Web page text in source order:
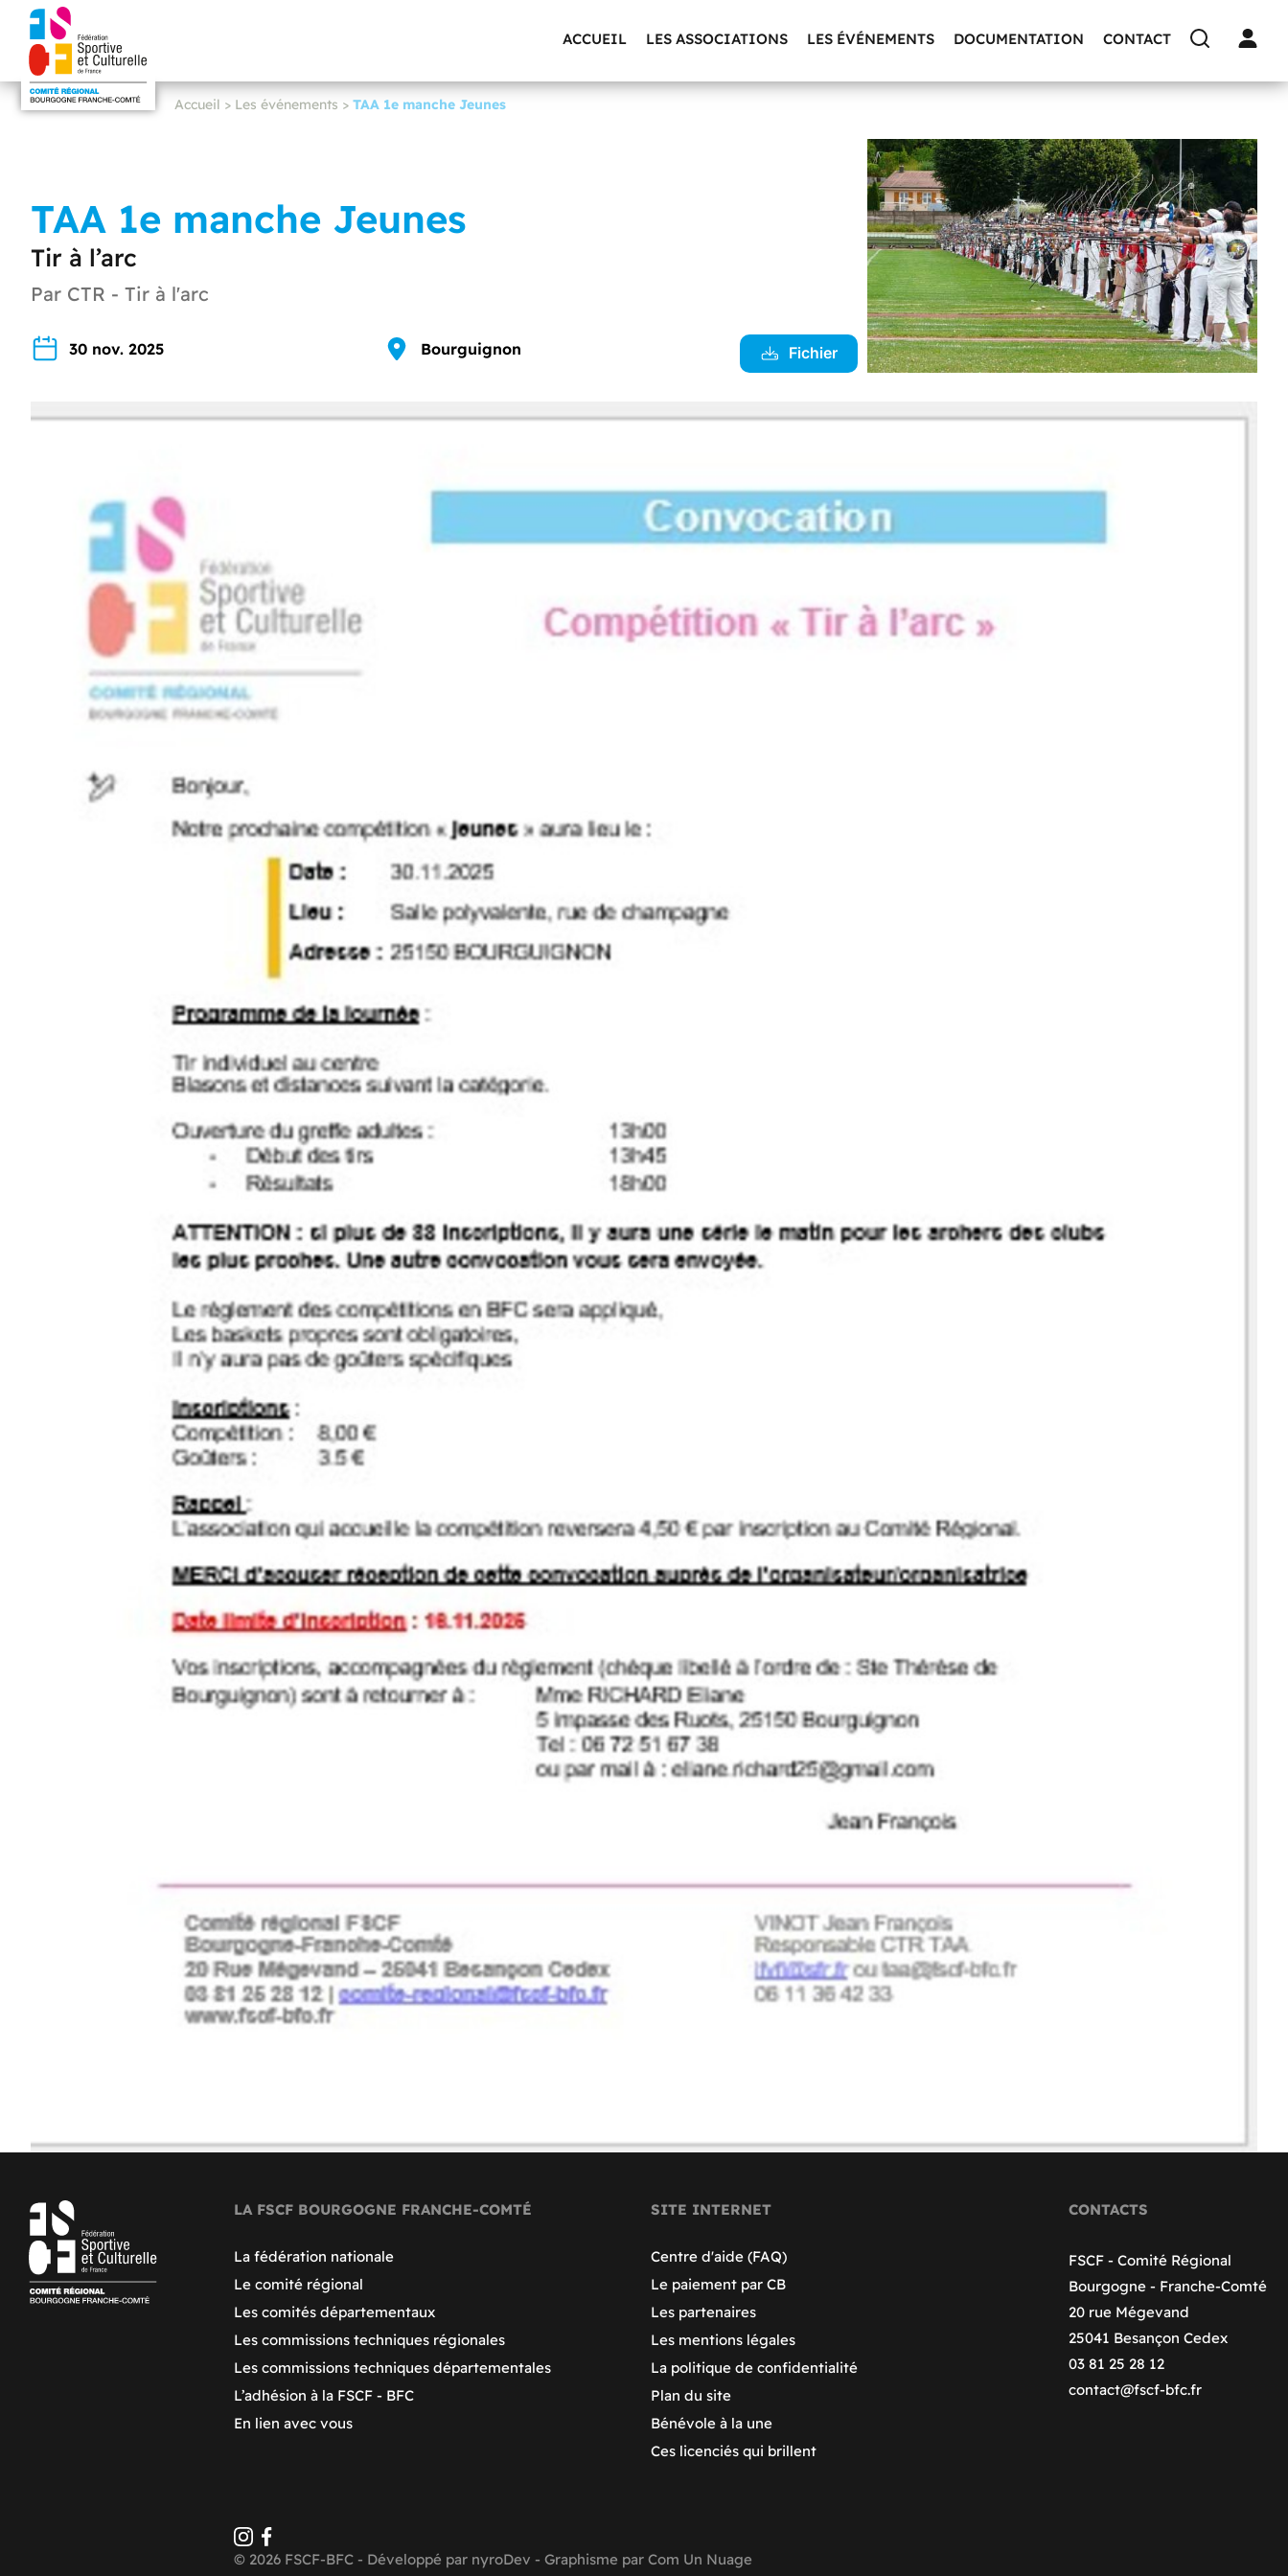
ACCUEIL LES ASSOCIATIONS LES ÉVÉNEMENTS DOCUMENTATION CONTACT
Accueil > Les événements > TAA 1e manche Jeunes
TAA 1e manche Jeunes
Tir à l’arc
Par CTR - Tir à l'arc
30 nov. 2025 Bourguignon Fichier
LA FSCF BOURGOGNE FRANCHE-COMTÉ
La fédération nationale
Le comité régional
Les comités départementaux
Les commissions techniques régionales
Les commissions techniques départementales
L’adhésion à la FSCF - BFC
En lien avec vous
SITE INTERNET
Centre d'aide (FAQ)
Le paiement par CB
Les partenaires
Les mentions légales
La politique de confidentialité
Plan du site
Bénévole à la une
Ces licenciés qui brillent
CONTACTS
FSCF - Comité Régional
Bourgogne - Franche-Comté
20 rue Mégevand
25041 Besançon Cedex
03 81 25 28 12
contact@fscf-bfc.fr
© 2026 FSCF-BFC - Développé par nyroDev - Graphisme par Com Un Nuage